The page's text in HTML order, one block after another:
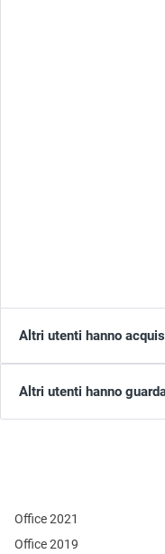
Altri utenti hanno
Altri utenti hanno
Office 2021
Office 2019